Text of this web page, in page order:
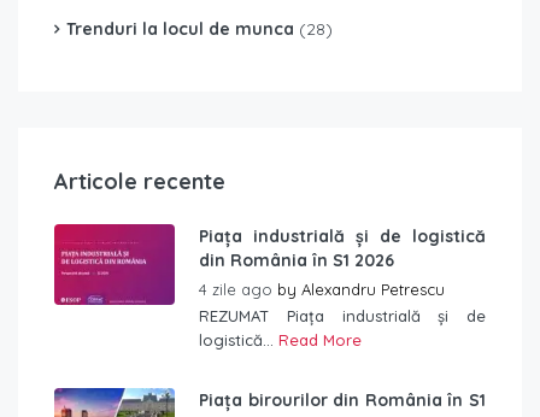
Trenduri la locul de munca (28)
Articole recente
Piața industrială și de logistică
din România în S1 2026
4 zile ago by Alexandru Petrescu
REZUMAT Piața industrială și de
logistică... Read More
Piața birourilor din România în S1